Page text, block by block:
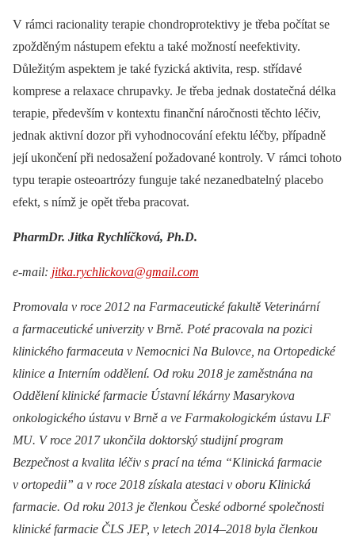
V rámci racionality terapie chondroprotektivy je třeba počítat se
zpožděným nástupem efektu a také možností neefektivity.
Důležitým aspektem je také fyzická aktivita, resp. střídavé
komprese a relaxace chrupavky. Je třeba jednak dostatečná délka
terapie, především v kontextu finanční náročnosti těchto léčiv,
jednak aktivní dozor při vyhodnocování efektu léčby, případně
její ukončení při nedosažení požadované kontroly. V rámci tohoto
typu terapie osteoartrózy funguje také nezanedbatelný placebo
efekt, s nímž je opět třeba pracovat.
PharmDr. Jitka Rychlíčková, Ph.D.
e-mail: jitka.rychlickova@gmail.com
Promovala v roce 2012 na Farmaceutické fakultě Veterinární
a farmaceutické univerzity v Brně. Poté pracovala na pozici
klinického farmaceuta v Nemocnici Na Bulovce, na Ortopedické
klinice a Interním oddělení. Od roku 2018 je zaměstnána na
Oddělení klinické farmacie Ústavní lékárny Masarykova
onkologického ústavu v Brně a ve Farmakologickém ústavu LF
MU. V roce 2017 ukončila doktorský studijní program
Bezpečnost a kvalita léčiv s prací na téma “Klinická farmacie
v ortopedii” a v roce 2018 získala atestaci v oboru Klinická
farmacie. Od roku 2013 je členkou České odborné společnosti
klinické farmacie ČLS JEP, v letech 2014–2018 byla členkou